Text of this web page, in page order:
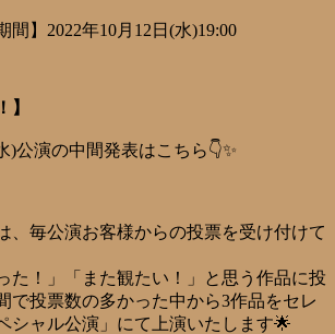
間】2022年10月12日(水)19:00
】
)公演の中間発表はこちら👇✨
、毎公演お客様からの投票を受け付けて
た！」「また観たい！」と思う作品に投
で投票数の多かった中から3作品をセレ
シャル公演」にて上演いたします🌟